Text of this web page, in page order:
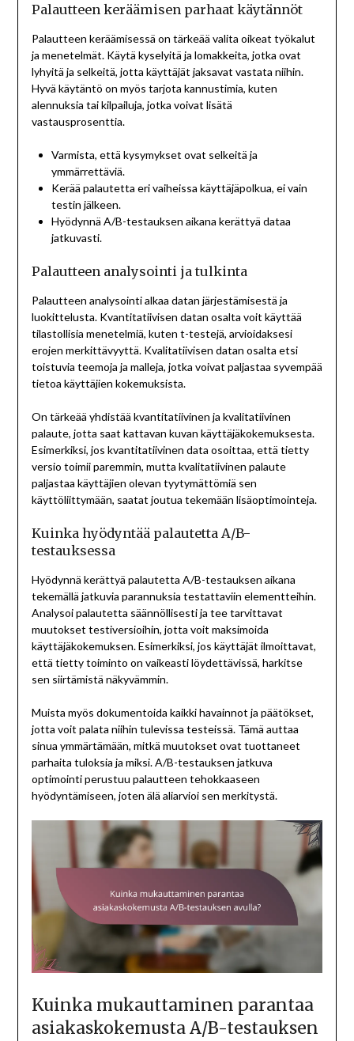
Palautteen keräämisen parhaat käytännöt
Palautteen keräämisessä on tärkeää valita oikeat työkalut
ja menetelmät. Käytä kyselyitä ja lomakkeita, jotka ovat
lyhyitä ja selkeitä, jotta käyttäjät jaksavat vastata niihin.
Hyvä käytäntö on myös tarjota kannustimia, kuten
alennuksia tai kilpailuja, jotka voivat lisätä
vastausprosenttia.
Varmista, että kysymykset ovat selkeitä ja
ymmärrettäviä.
Kerää palautetta eri vaiheissa käyttäjäpolkua, ei vain
testin jälkeen.
Hyödynnä A/B-testauksen aikana kerättyä dataa
jatkuvasti.
Palautteen analysointi ja tulkinta
Palautteen analysointi alkaa datan järjestämisestä ja
luokittelusta. Kvantitatiivisen datan osalta voit käyttää
tilastollisia menetelmiä, kuten t-testejä, arvioidaksesi
erojen merkittävyyttä. Kvalitatiivisen datan osalta etsi
toistuvia teemoja ja malleja, jotka voivat paljastaa syvempää
tietoa käyttäjien kokemuksista.
On tärkeää yhdistää kvantitatiivinen ja kvalitatiivinen
palaute, jotta saat kattavan kuvan käyttäjäkokemuksesta.
Esimerkiksi, jos kvantitatiivinen data osoittaa, että tietty
versio toimii paremmin, mutta kvalitatiivinen palaute
paljastaa käyttäjien olevan tyytymättömiä sen
käyttöliittymään, saatat joutua tekemään lisäoptimointeja.
Kuinka hyödyntää palautetta A/B-
testauksessa
Hyödynnä kerättyä palautetta A/B-testauksen aikana
tekemällä jatkuvia parannuksia testattaviin elementteihin.
Analysoi palautetta säännöllisesti ja tee tarvittavat
muutokset testiversioihin, jotta voit maksimoida
käyttäjäkokemuksen. Esimerkiksi, jos käyttäjät ilmoittavat,
että tietty toiminto on vaikeasti löydettävissä, harkitse
sen siirtämistä näkyvämmin.
Muista myös dokumentoida kaikki havainnot ja päätökset,
jotta voit palata niihin tulevissa testeissä. Tämä auttaa
sinua ymmärtämään, mitkä muutokset ovat tuottaneet
parhaita tuloksia ja miksi. A/B-testauksen jatkuva
optimointi perustuu palautteen tehokkaaseen
hyödyntämiseen, joten älä aliarvioi sen merkitystä.
Kuinka mukauttaminen parantaa
asiakaskokemusta A/B-testauksen